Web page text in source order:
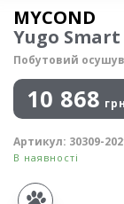
MYCOND
Yugo Smart
Побутовий
10 868 грн
В наявності
Артикул: 30309-